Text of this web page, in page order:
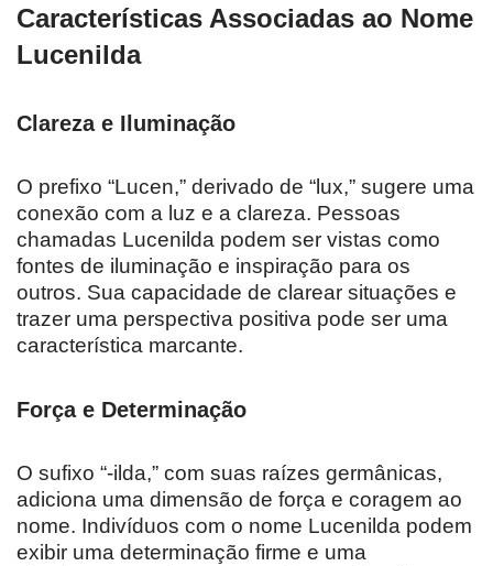
Características Associadas ao Nome
Lucenilda
Clareza e Iluminação
O prefixo “Lucen,” derivado de “lux,” sugere uma
conexão com a luz e a clareza. Pessoas
chamadas Lucenilda podem ser vistas como
fontes de iluminação e inspiração para os
outros. Sua capacidade de clarear situações e
trazer uma perspectiva positiva pode ser uma
característica marcante.
Força e Determinação
O sufixo “-ilda,” com suas raízes germânicas,
adiciona uma dimensão de força e coragem ao
nome. Indivíduos com o nome Lucenilda podem
exibir uma determinação firme e uma